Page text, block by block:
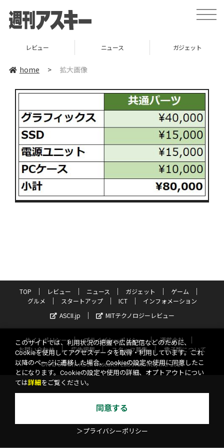
toggle
レビュー ニュース ガジェット
home > 拡大画像
TOP レビュー ニュース ガジェット
ゲーム
グルメ
スタートアップ ICT
インフォメーション
ASCII.jp
MITテクノロジーレビュー
サイトポリシー プライバシーポリシー
運営会社
お問い合わせ
広告掲載 スタッフ募集
電子版について
©KADOKAWA ASCII Research Laboratories, Inc. 2026
このサイトでは、利用状況の把握や広告配信などのために、
Cookieを使用してアクセスデータを取得・利用しています。これ
以降のページに遷移した場合、Cookieの設定や使用に同意したこ
とになります。Cookieの設定や使用の詳細、オプトアウトについ
ては詳細 をご覧ください。
同意する
＞プライバシーポリシー